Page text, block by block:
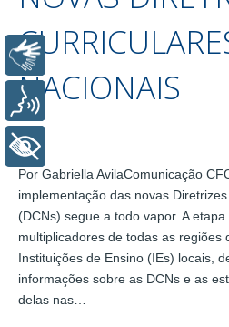
NACIONAIS
Por Gabriella AvilaComunicação
implementação das novas
(DCNs) segue a todo vapor. A
multiplicadores de todas as regiões
Instituições de Ensino (IEs) locais,
informações sobre as DCNs e as
delas nas…
Libras
Voz